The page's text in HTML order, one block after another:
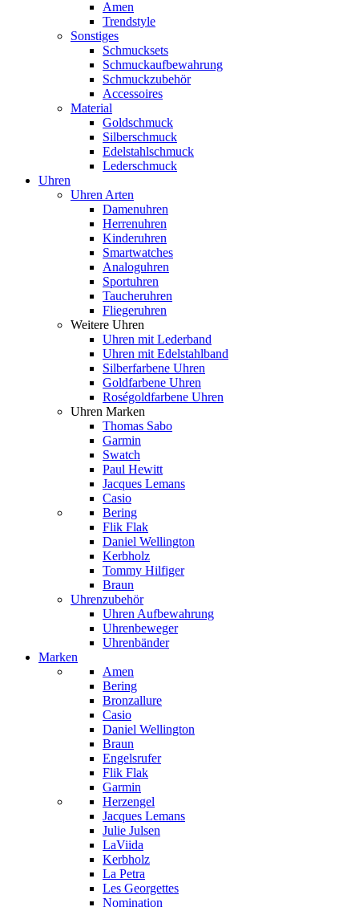
Amen
Trendstyle
Sonstiges
Schmucksets
Schmuckaufbewahrung
Schmuckzubehör
Accessoires
Material
Goldschmuck
Silberschmuck
Edelstahlschmuck
Lederschmuck
Uhren
Uhren Arten
Damenuhren
Herrenuhren
Kinderuhren
Smartwatches
Analoguhren
Sportuhren
Taucheruhren
Fliegeruhren
Weitere Uhren
Uhren mit Lederband
Uhren mit Edelstahlband
Silberfarbene Uhren
Goldfarbene Uhren
Roségoldfarbene Uhren
Uhren Marken
Thomas Sabo
Garmin
Swatch
Paul Hewitt
Jacques Lemans
Casio
Bering
Flik Flak
Daniel Wellington
Kerbholz
Tommy Hilfiger
Braun
Uhrenzubehör
Uhren Aufbewahrung
Uhrenbeweger
Uhrenbänder
Marken
Amen
Bering
Bronzallure
Casio
Daniel Wellington
Braun
Engelsrufer
Flik Flak
Garmin
Herzengel
Jacques Lemans
Julie Julsen
LaViida
Kerbholz
La Petra
Les Georgettes
Nomination